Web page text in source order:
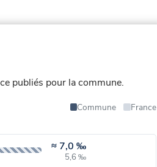
publiés pour la commune.
Commune
France
≈ 7,0 ‰
5,6 ‰